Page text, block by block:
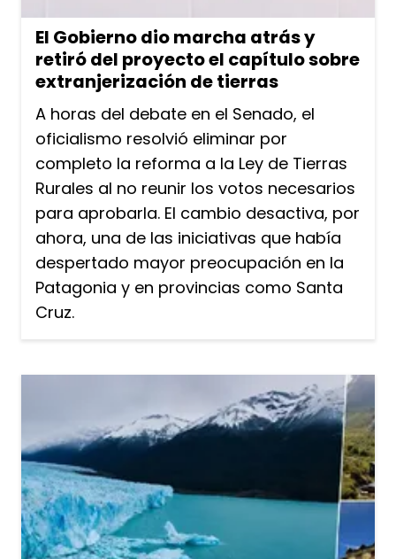
El Gobierno dio marcha atrás y
retiró del proyecto el capítulo sobre
extranjerización de tierras
A horas del debate en el Senado, el
oficialismo resolvió eliminar por
completo la reforma a la Ley de Tierras
Rurales al no reunir los votos necesarios
para aprobarla. El cambio desactiva, por
ahora, una de las iniciativas que había
despertado mayor preocupación en la
Patagonia y en provincias como Santa
Cruz.